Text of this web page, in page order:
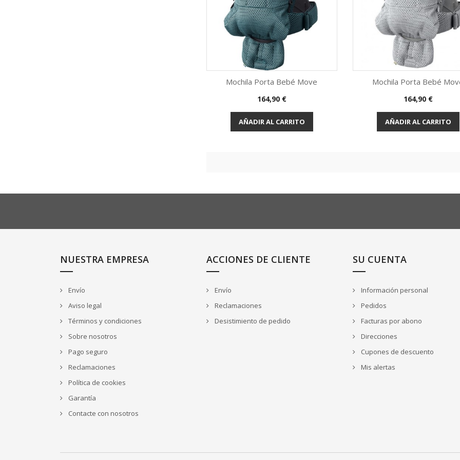
Vista rápida
Mochila Porta Bebé Move
Precio
164,90 €
AÑADIR AL CARRITO
Vista rápida
Mochila Porta Bebé
Precio
164,90 €
AÑADIR AL CARRITO
NUESTRA EMPRESA
Envío
Aviso legal
Términos y condiciones
Sobre nosotros
Pago seguro
Reclamaciones
Política de cookies
Garantía
Contacte con nosotros
ACCIONES DE CLIENTE
Envío
Reclamaciones
Desistimiento de pedido
SU CUENTA
Información personal
Pedidos
Facturas por abono
Direcciones
Cupones de descuento
Mis alertas